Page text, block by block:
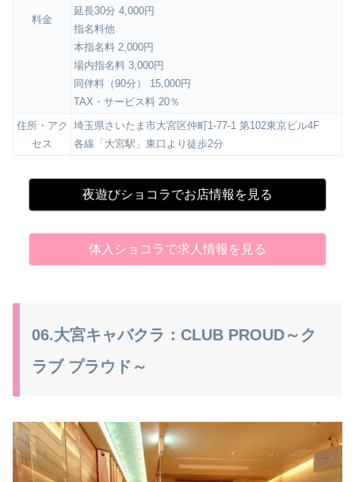
料金
延長30分 4,000円
指名料他
本指名料 2,000円
場内指名料 3,000円
同伴料（90分） 15,000円
TAX・サービス料 20％
住所・アク
セス
埼玉県さいたま市大宮区仲町1-77-1 第102東京ビル4F
各線「大宮駅」東口より徒歩2分
夜遊びショコラでお店情報を見る
体入ショコラで求人情報を見る
06.大宮キャバクラ：CLUB PROUD～ク
ラブ プラウド～